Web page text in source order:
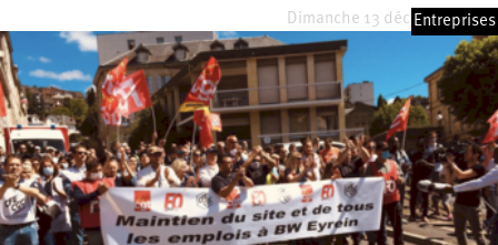
Dimanche 13 décembre 2020
Entreprises